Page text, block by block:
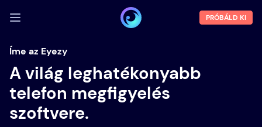
BEJELENTKEZÉS
Demó
Funkciók
Rólunk
PRÓBÁLD KI
Íme az Eyezy
A világ leghatékonyabb
telefon megfigyelés
szoftvere.